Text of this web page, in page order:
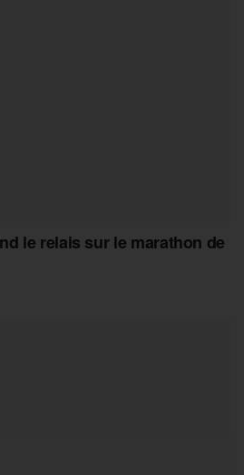
le relais sur le marathon de